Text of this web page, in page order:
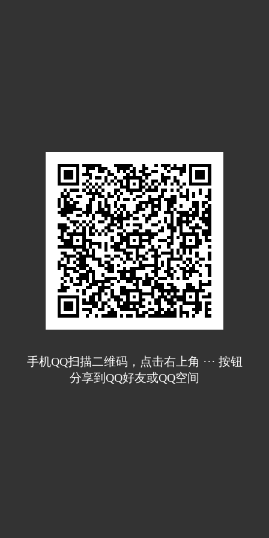
手机QQ扫描二维码，点击右上角 ··· 按钮
分享到QQ好友或QQ空间